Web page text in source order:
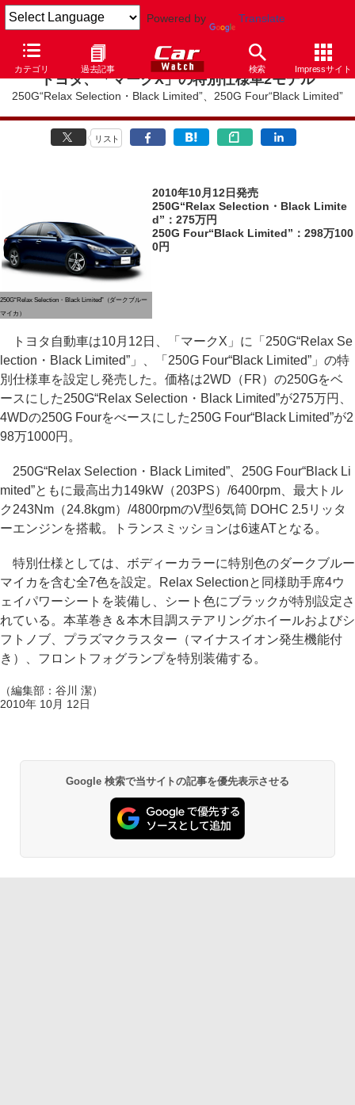
Powered by Translate
カテゴリ 過去記事 検索 Impressサイト
トヨタ、「マークX」の特別仕様車2モデル
250G“Relax Selection・Black Limited”、250G Four“Black Limited”
リスト
250G“Relax Selection・Black Limited”（ダークブルー
マイカ）
2010年10月12日発売
250G“Relax Selection・Black Limite
d”：275万円
250G Four“Black Limited”：298万100
0円
トヨタ自動車は10月12日、「マークX」に「250G“Relax Se
lection・Black Limited”」、「250G Four“Black Limited”」の特
別仕様車を設定し発売した。価格は2WD（FR）の250Gをベ
ースにした250G“Relax Selection・Black Limited”が275万円、
4WDの250G Fourをべースにした250G Four“Black Limited”が2
98万1000円。
250G“Relax Selection・Black Limited”、250G Four“Black Li
mited”ともに最高出力149kW（203PS）/6400rpm、最大トル
ク243Nm（24.8kgm）/4800rpmのV型6気筒 DOHC 2.5リッタ
ーエンジンを搭載。トランスミッションは6速ATとなる。
特別仕様としては、ボディーカラーに特別色のダークブルー
マイカを含む全7色を設定。Relax Selectionと同様助手席4ウ
ェイパワーシートを装備し、シート色にブラックが特別設定さ
れている。本革巻き＆本木目調ステアリングホイールおよびシ
フトノブ、プラズマクラスター（マイナスイオン発生機能付
き）、フロントフォグランプを特別装備する。
（編集部：谷川 潔）
2010年 10月 12日
Google 検索で当サイトの記事を優先表示させる